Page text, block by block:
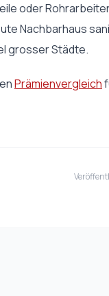
oder
Nachbarhaus
grosser Städte.
Prämienvergleich